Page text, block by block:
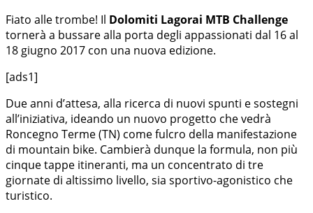
Fiato alle trombe! Il Dolomiti Lagorai MTB Challenge
tornerà a bussare alla porta degli appassionati dal 16 al
18 giugno 2017 con una nuova edizione.
[ads1]
Due anni d’attesa, alla ricerca di nuovi spunti e sostegni
all’iniziativa, ideando un nuovo progetto che vedrà
Roncegno Terme (TN) come fulcro della manifestazione
di mountain bike. Cambierà dunque la formula, non più
cinque tappe itineranti, ma un concentrato di tre
giornate di altissimo livello, sia sportivo-agonistico che
turistico.